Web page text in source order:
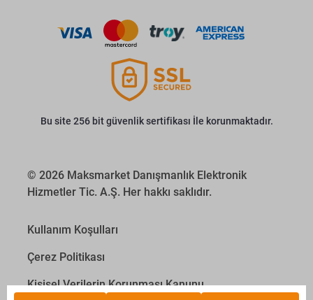
Bu site 256 bit güvenlik sertifikası İle korunmaktadır.
© 2026 Maksmarket Danışmanlık Elektronik
Hizmetler Tic. A.Ş. Her hakkı saklıdır.
Kullanım Koşulları
Çerez Politikası
Kişisel Verilerin Korunması Kanunu